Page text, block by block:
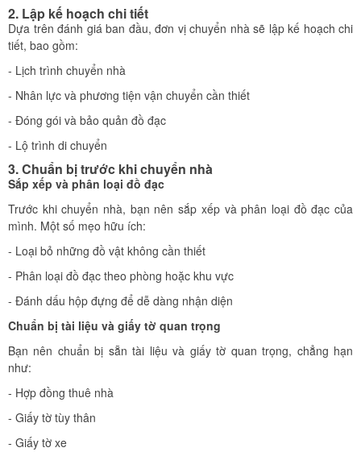
2. Lập kế hoạch chi tiết
Dựa trên đánh giá ban đầu, đơn vị chuyển nhà sẽ lập kế hoạch chi
tiết, bao gồm:
- Lịch trình chuyển nhà
- Nhân lực và phương tiện vận chuyển cần thiết
- Đóng gói và bảo quản đồ đạc
- Lộ trình di chuyển
3. Chuẩn bị trước khi chuyển nhà
Sắp xếp và phân loại đồ đạc
Trước khi chuyển nhà, bạn nên sắp xếp và phân loại đồ đạc của
mình. Một số mẹo hữu ích:
- Loại bỏ những đồ vật không cần thiết
- Phân loại đồ đạc theo phòng hoặc khu vực
- Đánh dấu hộp đựng để dễ dàng nhận diện
Chuẩn bị tài liệu và giấy tờ quan trọng
Bạn nên chuẩn bị sẵn tài liệu và giấy tờ quan trọng, chẳng hạn
như:
- Hợp đồng thuê nhà
- Giấy tờ tùy thân
- Giấy tờ xe